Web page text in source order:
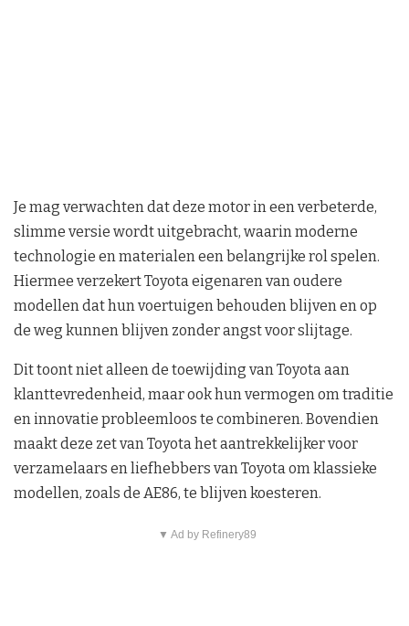
Je mag verwachten dat deze motor in een verbeterde,
slimme versie wordt uitgebracht, waarin moderne
technologie en materialen een belangrijke rol spelen.
Hiermee verzekert Toyota eigenaren van oudere
modellen dat hun voertuigen behouden blijven en op
de weg kunnen blijven zonder angst voor slijtage.
Dit toont niet alleen de toewijding van Toyota aan
klanttevredenheid, maar ook hun vermogen om traditie
en innovatie probleemloos te combineren. Bovendien
maakt deze zet van Toyota het aantrekkelijker voor
verzamelaars en liefhebbers van Toyota om klassieke
modellen, zoals de AE86, te blijven koesteren.
▼ Ad by Refinery89